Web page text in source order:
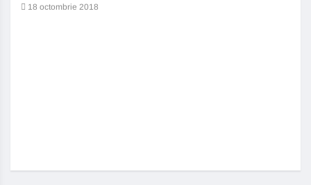
18 octombrie 2018